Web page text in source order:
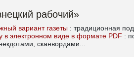
рабочий»
вариант газеты : традиционная
в электронном виде в формате PDF :
сканвордами...